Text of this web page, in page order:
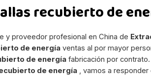
recubierto de
y proveedor profesional en China de
de energía ventas al por mayor
de energía fabricación por
de energía , vamos a